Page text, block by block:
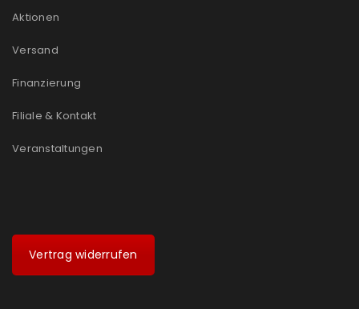
Aktionen
Versand
Finanzierung
Filiale & Kontakt
Veranstaltungen
Vertrag widerrufen